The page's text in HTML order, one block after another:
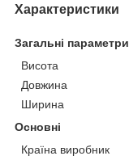
Характеристики
Загальні параметри
Висота
Довжина
Ширина
Основні
Країна виробник